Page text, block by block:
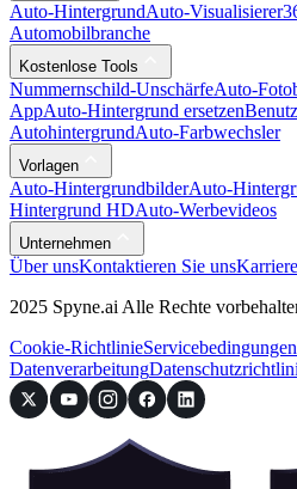
Auto-HintergrundAuto-Visualisierer
Automobilbranche
Kostenlose Tools
Nummernschild-UnschärfeAuto-
AppAuto-Hintergrund ersetzen
AutohintergrundAuto-Farbwechsler
Vorlagen
Auto-HintergrundbilderAuto-
Hintergrund HDAuto-Werbevideos
Unternehmen
Über unsKontaktieren Sie unsKarriere
2025 Spyne.ai Alle Rechte
Cookie-RichtlinieServicebedingungen
Datenverarbeitung